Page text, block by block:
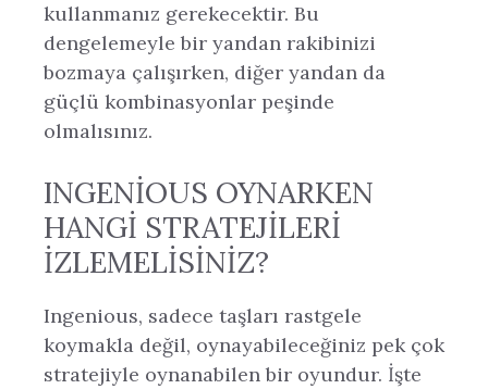
kullanmanız gerekecektir. Bu
dengelemeyle bir yandan rakibinizi
bozmaya çalışırken, diğer yandan da
güçlü kombinasyonlar peşinde
olmalısınız.
INGENIOUS OYNARKEN
HANGI STRATEJILERI
İZLEMELISINIZ?
Ingenious, sadece taşları rastgele
koymakla değil, oynayabileceğiniz pek çok
stratejiyle oynanabilen bir oyundur. İşte